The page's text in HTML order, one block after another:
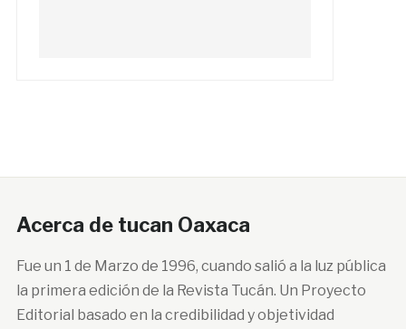
Acerca de tucan Oaxaca
Fue un 1 de Marzo de 1996, cuando salió a la luz pública
la primera edición de la Revista Tucán. Un Proyecto
Editorial basado en la credibilidad y objetividad